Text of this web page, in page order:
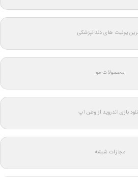
یونیت های دندانپزشکی
محصولات مو
بازی اندروید از وطن اپ
مجازات شیشه